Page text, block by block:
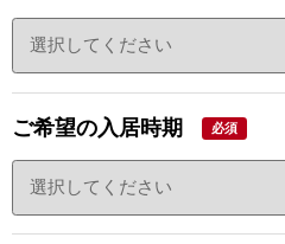
ご希望の入居時期 必須